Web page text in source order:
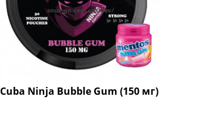
Cuba Ninja Bubble Gum (150 мг)